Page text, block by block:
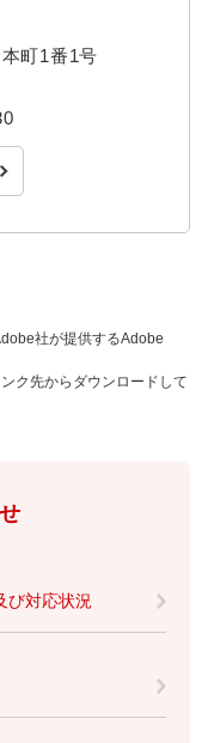
町1番1号
社が提供するAdobe
ク先からダウンロードして
び対応状況